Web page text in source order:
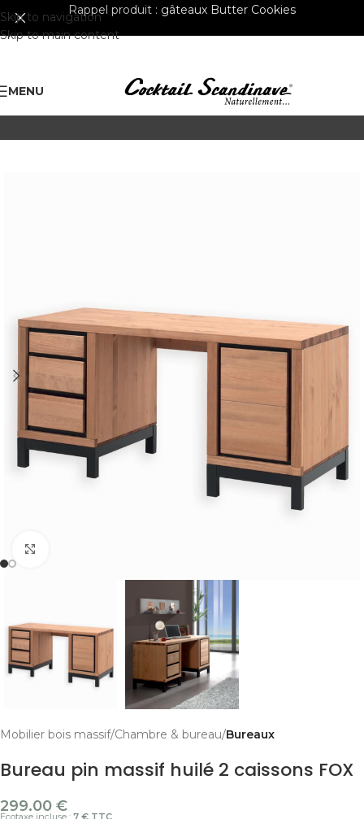
Skip to navigation
Skip to main content
Rappel produit : gâteaux Butter Cookies
MENU
Mobilier bois massif Chambre & bureau Bureaux
Bureau pin massif huilé 2 caissons FOX
299.00 €
Ecotaxe incluse : 7 € TTC